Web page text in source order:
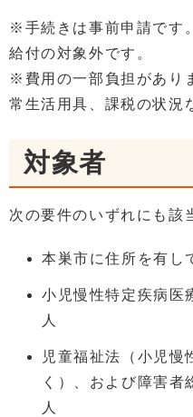
※手続きは事前申請です
給付の対象外です。
※費用の一部負担があり
常生活用具、課税の状況
対象者
次の要件のいずれにも該
本巣市に住所を有し
小児慢性特定疾病医
人
児童福祉法（小児慢
く）、および障害者
人